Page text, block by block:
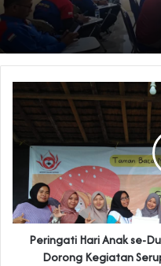
Peringati Hari Anak se-
Dorong Kegiatan